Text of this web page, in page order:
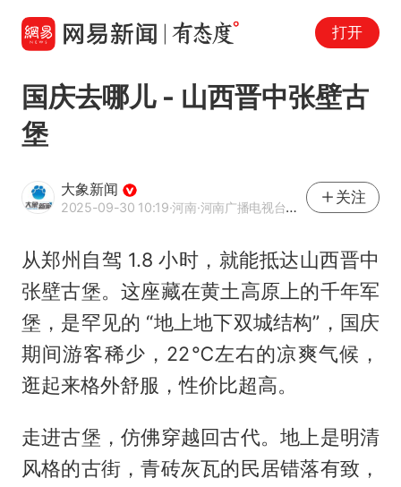
打开
国庆去哪儿 - 山西晋中张壁古
堡
大象新闻
2025-09-30 10:19·河南·河南广播电视台官方网易号
关注
从郑州自驾 1.8 小时，就能抵达山西晋中
张壁古堡。这座藏在黄土高原上的千年军
堡，是罕见的 “地上地下双城结构”，国庆
期间游客稀少，22℃左右的凉爽气候，
逛起来格外舒服，性价比超高。
走进古堡，仿佛穿越回古代。地上是明清
风格的古街，青砖灰瓦的民居错落有致，